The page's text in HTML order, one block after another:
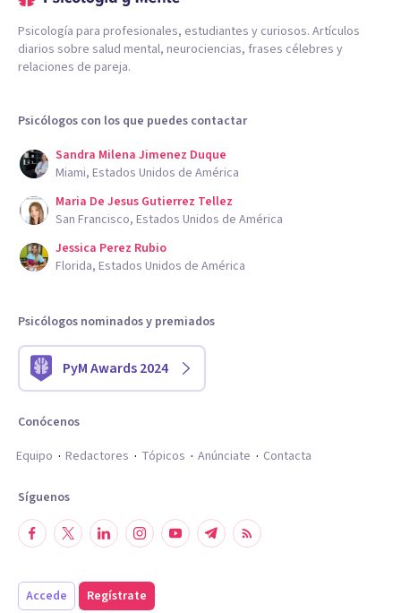
Psicología para profesionales, estudiantes y curiosos. Artículos
diarios sobre salud mental, neurociencias, frases célebres y
relaciones de pareja.
Psicólogos con los que puedes contactar
Sandra Milena Jimenez Duque
Miami, Estados Unidos de América
Maria De Jesus Gutierrez Tellez
San Francisco, Estados Unidos de América
Jessica Perez Rubio
Florida, Estados Unidos de América
Psicólogos nominados y premiados
PyM Awards 2024
Conócenos
Equipo
Redactores Tópicos Anúnciate Contacta
Síguenos
Accede Regístrate